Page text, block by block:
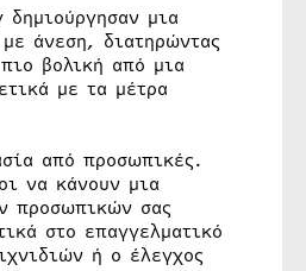
μια
άνεση, διατηρώντας
βολική από μια
με τα μέτρα
από προσωπικές.
να κάνουν μια
προσωπικών σας
στο επαγγελματικό
ή ο έλεγχος